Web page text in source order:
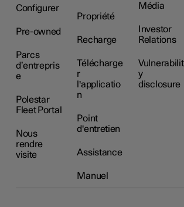
Configurer
Pre-owned
Parcs
d’entrepris
e
Polestar
Fleet Portal
Nous
rendre
visite
Propriété
Recharge
Télécharge
r
l'applicatio
n
Point
d'entretien
Assistance
Manuel
Média
Investor
Relations
Vulnerabilit
y
disclosure